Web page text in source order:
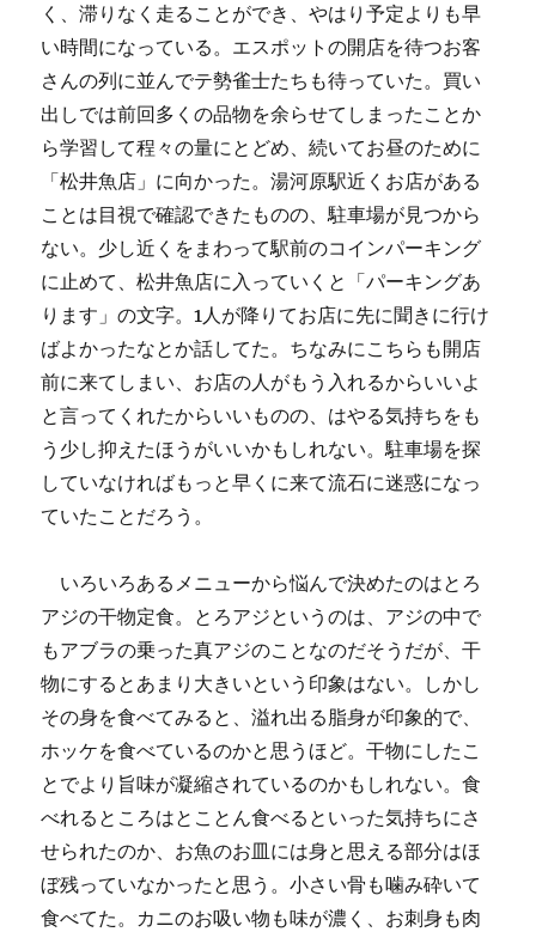
く、滞りなく走ることができ、やはり予定よりも早
い時間になっている。エスポットの開店を待つお客
さんの列に並んでテ勢雀士たちも待っていた。買い
出しでは前回多くの品物を余らせてしまったことか
ら学習して程々の量にとどめ、続いてお昼のために
「松井魚店」に向かった。湯河原駅近くお店がある
ことは目視で確認できたものの、駐車場が見つから
ない。少し近くをまわって駅前のコインパーキング
に止めて、松井魚店に入っていくと「パーキングあ
ります」の文字。1人が降りてお店に先に聞きに行け
ばよかったなとか話してた。ちなみにこちらも開店
前に来てしまい、お店の人がもう入れるからいいよ
と言ってくれたからいいものの、はやる気持ちをも
う少し抑えたほうがいいかもしれない。駐車場を探
していなければもっと早くに来て流石に迷惑になっ
ていたことだろう。
いろいろあるメニューから悩んで決めたのはとろ
アジの干物定食。とろアジというのは、アジの中で
もアブラの乗った真アジのことなのだそうだが、干
物にするとあまり大きいという印象はない。しかし
その身を食べてみると、溢れ出る脂身が印象的で、
ホッケを食べているのかと思うほど。干物にしたこ
とでより旨味が凝縮されているのかもしれない。食
べれるところはとことん食べるといった気持ちにさ
せられたのか、お魚のお皿には身と思える部分はほ
ぼ残っていなかったと思う。小さい骨も噛み砕いて
食べてた。カニのお吸い物も味が濃く、お刺身も肉